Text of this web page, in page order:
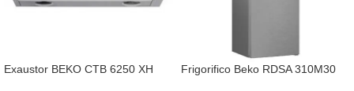
Exaustor BEKO CTB 6250 XH
Frigorifico Beko RDSA 310M30